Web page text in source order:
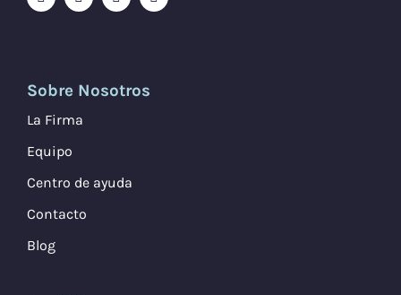
Sobre Nosotros
La Firma
Equipo
Centro de ayuda
Contacto
Blog